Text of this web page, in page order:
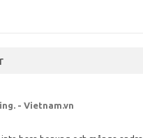
. - Vietnam.vn